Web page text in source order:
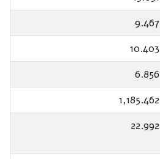
9.467
10.403
6.856
1,185.462
22.992